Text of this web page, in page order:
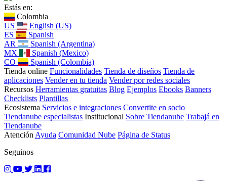
Estás en:
Colombia
US
English (US)
ES
Spanish
AR
Spanish (Argentina)
MX
Spanish (Mexico)
CO
Spanish (Colombia)
Tienda online Funcionalidades Tienda de diseños Tienda de
aplicaciones Vender en tu tienda Vender por redes sociales
Recursos Herramientas gratuitas Blog Ejemplos Ebooks Banners
Checklists Plantillas
Ecosistema Servicios e integraciones Convertite en socio
Tiendanube especialistas Institucional Sobre Tiendanube Trabajá en
Tiendanube
Atención Ayuda Comunidad Nube Página de Status
Seguinos